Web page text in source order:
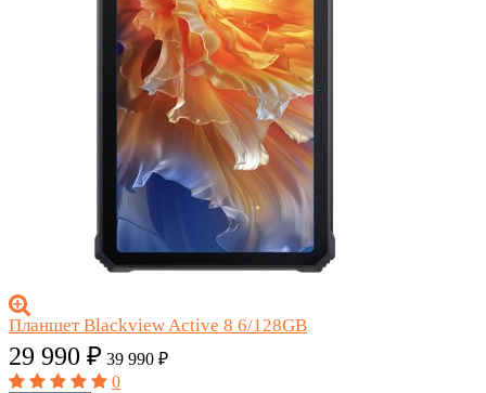
Планшет Blackview Active 8 6/128GB
29 990 ₽ 39 990 ₽
0